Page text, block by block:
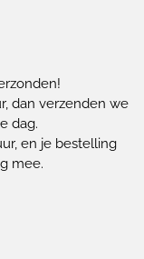
dan verzenden we
dag.
en je bestelling
mee.